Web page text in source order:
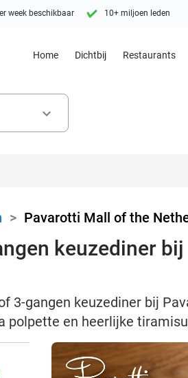
week beschikbaar 10+ miljoen leden
Home Dichtbij Restaurants
keyboard_arrow_down
> Pavarotti Mall of the
keuzediner
3-gangen keuzediner bij
polpette en heerlijke tiramisu